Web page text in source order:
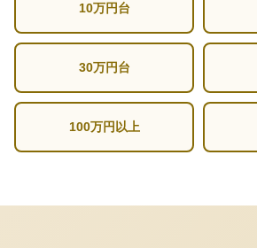
10万円台
30万円台
100万円以上